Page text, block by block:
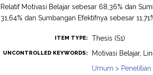
Relatif Motivasi Belajar sebesar 68,36% dan
31,64% dan Sumbangan Efektifnya sebesar
ITEM TYPE: Thesis (S1)
UNCONTROLLED KEYWORDS: Motivasi Belajar,
Umum > Penelitian